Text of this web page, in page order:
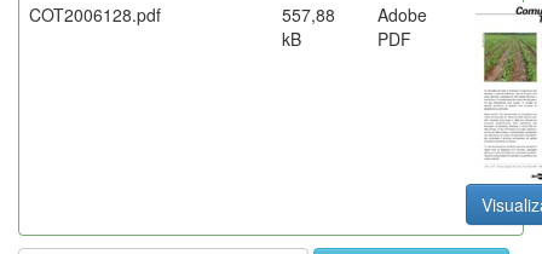
COT2006128.pdf
557,88
kB
Adobe
PDF